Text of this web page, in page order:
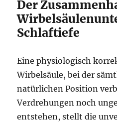
Der
Schlaftiefe
Eine physiologisch
Wirbelsäule, bei der
natürlichen Position
Verdrehungen noch
entstehen, stellt die